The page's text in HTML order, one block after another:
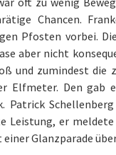
Chancen.
Pfosten vorbei.
aber nicht
und zumindest die
Den gab
Leistung, er
Glanzparade